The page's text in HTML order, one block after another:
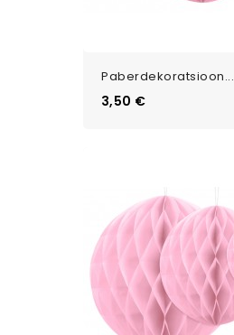
Paberdekoratsioon...
Цена
3,50 €